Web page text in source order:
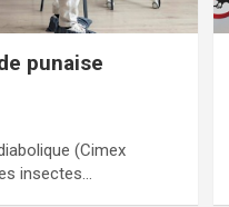
punaise
(Cimex
insectes…